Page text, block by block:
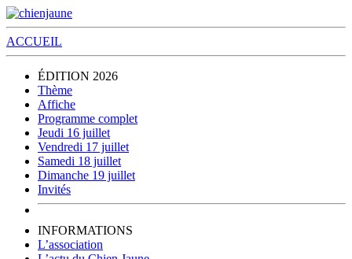
ACCUEIL
ÉDITION 2026
Thème
Affiche
Programme complet
Jeudi 16 juillet
Vendredi 17 juillet
Samedi 18 juillet
Dimanche 19 juillet
Invités
INFORMATIONS
L’association